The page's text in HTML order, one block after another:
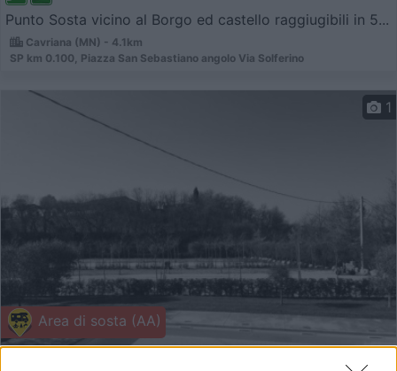
Punto Sosta vicino al Borgo ed castello raggiugibili in 5...
Cavriana (MN) - 4.1km
SP km 0.100, Piazza San Sebastiano angolo Via Solferino
Area di sosta (AA)
1